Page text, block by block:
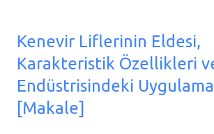
katı oranda THC alınabilmektedir. Tablo 2.
Modern Kullanım Alanları Kenevir üzerine
yetiştirme tekniği, tekstil sektörü, biyopolimer
çeşit ıslahı konularında yoğunlaşmaktadır.
Kenevir Liflerinin Eldesi,
Karakteristik Özellikleri
Endüstrisindeki
[Makale]